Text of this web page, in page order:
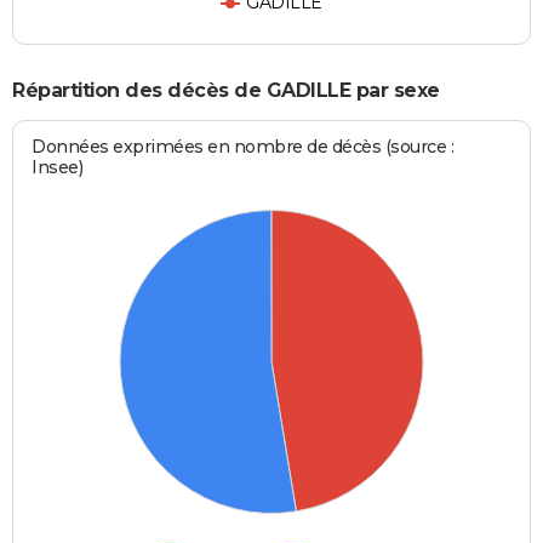
Répartition des décès de GADILLE par sexe
Données exprimées en nombre de décès (source :
Insee)